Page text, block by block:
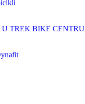
U TREK BIKE CENTRU